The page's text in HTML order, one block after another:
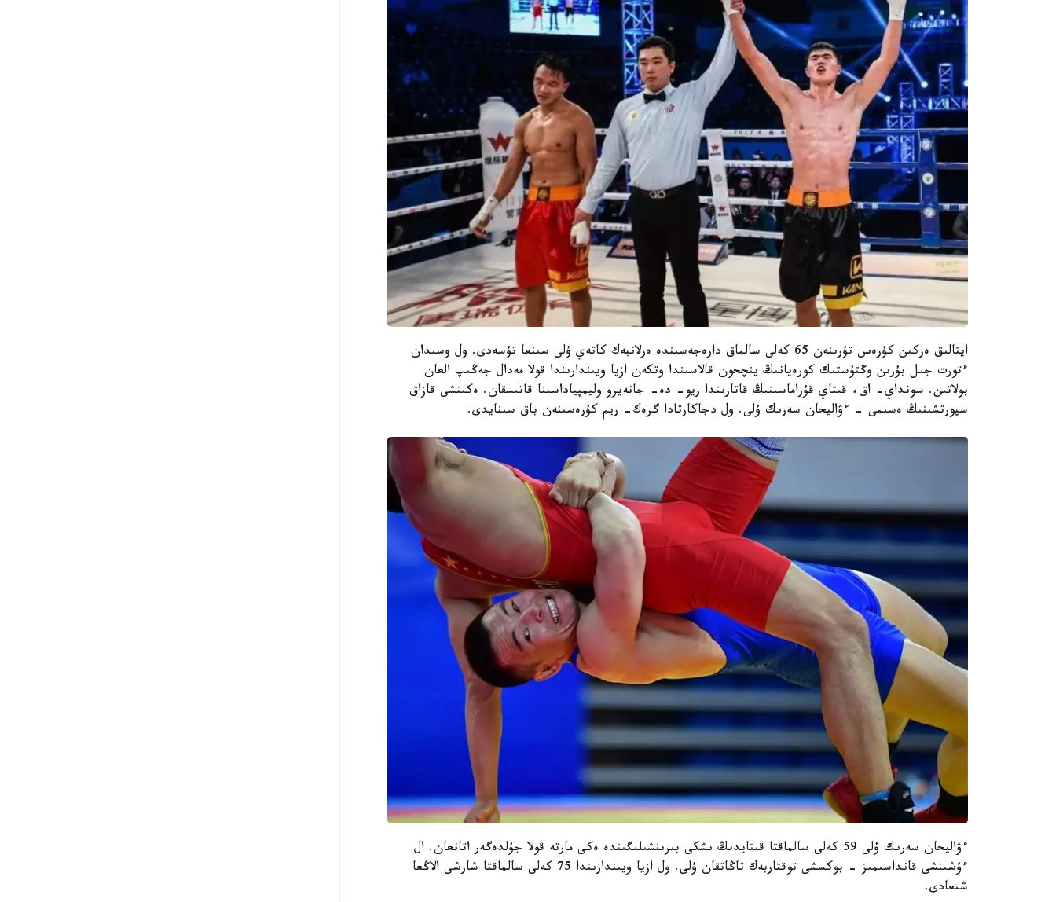
ايتالىق ەركىن كۇرەس تۇرىنەن 65 كەلى سالماق دارەجەسىندە ەرلانبەك كاتەي ۇلى سىنعا تۇسەدى. ول وسىدان
ءتورت جىل بۇرىن وڭتۇستىك كورەيانىڭ ينچحون قالاسىندا وتكەن ازيا ويىندارىندا قولا مەدال جەڭىپ العان
بولاتىن. سونداي- اق، قىتاي قۇراماسىنىڭ قاتارىندا ريو- دە- جانەيرو وليمپياداسىنا قاتىسقان. ەكىنشى قازاق
سپورتشىنىڭ ەسىمى - ءۋاليحان سەرىك ۇلى. ول دجاكارتادا گرەك- ريم كۇرەسىنەن باق سىنايدى.
ءۋاليحان سەرىك ۇلى 59 كەلى سالماقتا قىتايدىڭ ىشكى بىرىنشىلىگىندە ەكى مارتە قولا جۇلدەگەر اتانعان. ال
ءۇشىنشى قانداسىمىز - بوكسشى توقتاربەك تاڭاتقان ۇلى. ول ازيا ويىندارىندا 75 كەلى سالماقتا شارشى الاڭعا
شىعادى.